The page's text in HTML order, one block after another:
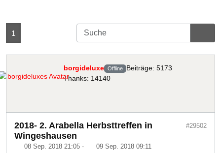
1
borgideluxe Offline Beiträge: 5173
Thanks: 14140
2018- 2. Arabella Herbsttreffen in
Wingeshausen
08 Sep. 2018 21:05 - 09 Sep. 2018 09:11
#29502